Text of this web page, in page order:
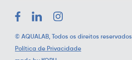
© AQUALAB, Todos os direitos reservados
Política de Privacidade